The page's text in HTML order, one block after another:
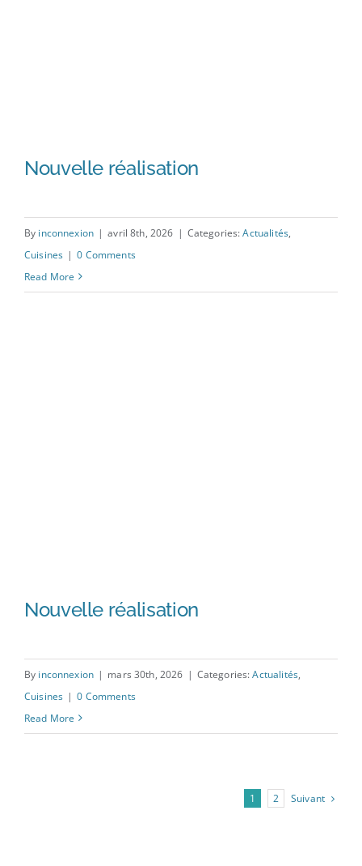
Nouvelle réalisation
By inconnexion | avril 8th, 2026 | Categories:Actualités,
Cuisines | 0 Comments
Read More
Nouvelle réalisation
By inconnexion | mars 30th, 2026 | Categories:Actualités,
Cuisines | 0 Comments
Read More
1 2 Suivant